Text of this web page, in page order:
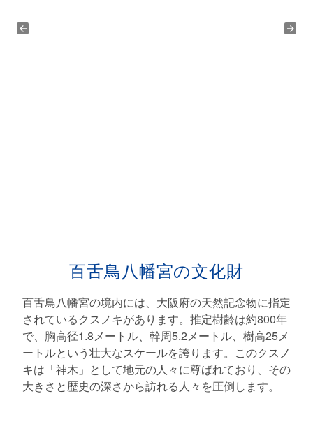
百舌鳥八幡宮の文化財
百舌鳥八幡宮の境内には、大阪府の天然記念物に指定
されているクスノキがあります。推定樹齢は約800年
で、胸高径1.8メートル、幹周5.2メートル、樹高25メ
ートルという壮大なスケールを誇ります。このクスノ
キは「神木」として地元の人々に尊ばれており、その
大きさと歴史の深さから訪れる人々を圧倒します。